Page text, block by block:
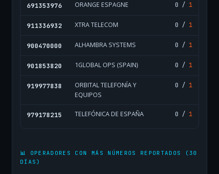
691353976 ORANGE ESPAGNE 0 / 1
911336932 XTRA TELECOM 0 / 1
900470000 ALHAMBRA SYSTEMS 0 / 1
901853820 1GLOBAL OPS (SPAIN) 0 / 1
919977838
ORBITAL TELEFONÍA Y
EQUIPOS
0 / 1
979178215 TELEFÓNICA DE ESPAÑA 0 / 1
📊 OPERADORES CON MÁS NÚMEROS REPORTADOS (30
DÍAS)